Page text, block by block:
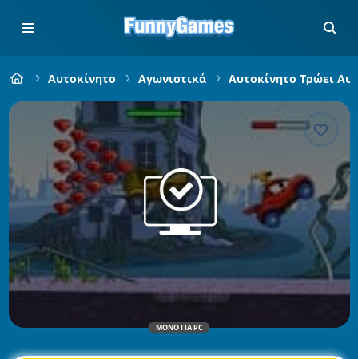
Αυτοκίνητο Αγωνιστικά Αυτοκίνητο Τρώει
ΜΌΝΟ ΓΙΑ PC